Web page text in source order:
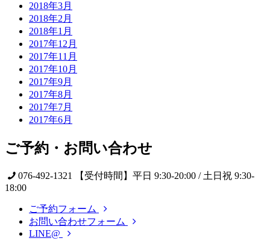
2018年3月
2018年2月
2018年1月
2017年12月
2017年11月
2017年10月
2017年9月
2017年8月
2017年7月
2017年6月
ご予約・お問い合わせ
076-492-1321
【受付時間】平日 9:30-20:00 / 土日祝 9:30-
18:00
ご予約フォーム
お問い合わせフォーム
LINE@